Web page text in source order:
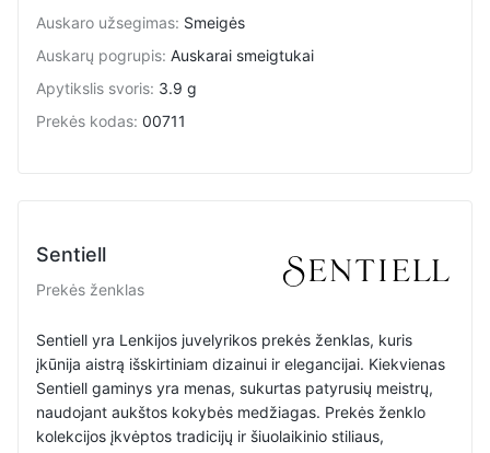
Auskaro užsegimas: Smeigės
Auskarų pogrupis: Auskarai smeigtukai
Apytikslis svoris: 3.9 g
Prekės kodas: 00711
Sentiell
Prekės ženklas
Sentiell yra Lenkijos juvelyrikos prekės ženklas, kuris
įkūnija aistrą išskirtiniam dizainui ir elegancijai. Kiekvienas
Sentiell gaminys yra menas, sukurtas patyrusių meistrų,
naudojant aukštos kokybės medžiagas. Prekės ženklo
kolekcijos įkvėptos tradicijų ir šiuolaikinio stiliaus,